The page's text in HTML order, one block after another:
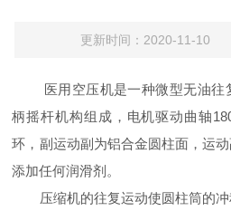
更新时间：2020-11-10
医用空压机是一种微型无油往
柄摇杆机构组成，电机驱动曲轴
环，副运动副为铝合金圆柱面，运
添加任何润滑剂。
压缩机的往复运动使圆柱筒的冲